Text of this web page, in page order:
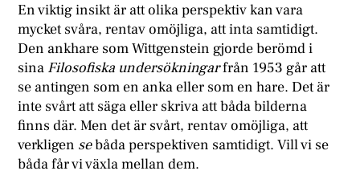
En viktig insikt är att olika perspektiv kan vara
mycket svåra, rentav omöjliga, att inta samtidigt.
Den ankhare som Wittgenstein gjorde berömd i
sina Filosofiska undersökningarfrån 1953 går att
se antingen som en anka eller som en hare. Det är
inte svårt att säga eller skriva att båda bilderna
finns där. Men det är svårt, rentav omöjliga, att
verkligen sebåda perspektiven samtidigt. Vill vi se
båda får vi växla mellan dem.